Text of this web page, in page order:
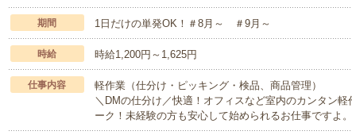
期間 1日だけの単発OK！＃8月～ ＃9月～
時給 時給1,200円～1,625円
仕事内容
軽作業（仕分け・ピッキング・検品、商品管理）
＼DMの仕分け／快適！オフィスなど室内のカンタン
ーク！未経験の方も安心して始められるお仕事です